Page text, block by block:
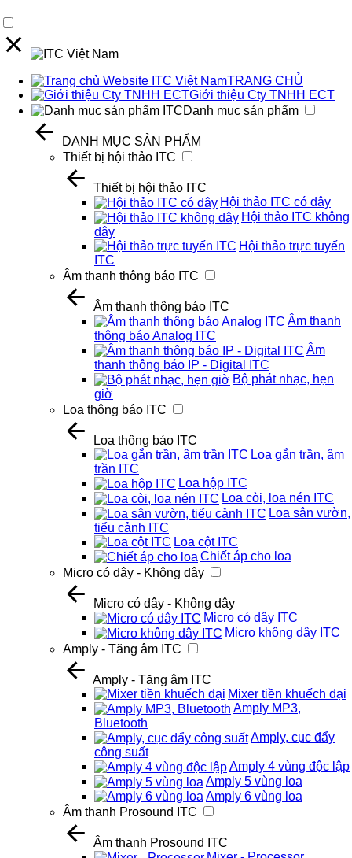
TRANG CHỦ
Giới thiệu Cty TNHH ECT
Danh mục sản phẩm
DANH MỤC SẢN PHẨM
Thiết bị hội thảo ITC
Thiết bị hội thảo ITC
Hội thảo ITC có dây
Hội thảo ITC không
dây
Hội thảo trực tuyến
ITC
Âm thanh thông báo ITC
Âm thanh thông báo ITC
Âm thanh
thông báo Analog ITC
Âm
thanh thông báo IP - Digital ITC
Bộ phát nhạc, hẹn
giờ
Loa thông báo ITC
Loa thông báo ITC
Loa gắn trần, âm
trần ITC
Loa hộp ITC
Loa còi, loa nén ITC
Loa sân vườn,
tiểu cảnh ITC
Loa cột ITC
Chiết áp cho loa
Micro có dây - Không dây
Micro có dây - Không dây
Micro có dây ITC
Micro không dây ITC
Amply - Tăng âm ITC
Amply - Tăng âm ITC
Mixer tiền khuếch đại
Amply MP3,
Bluetooth
Amply, cục đẩy
công suất
Amply 4 vùng độc lập
Amply 5 vùng loa
Amply 6 vùng loa
Âm thanh Prosound ITC
Âm thanh Prosound ITC